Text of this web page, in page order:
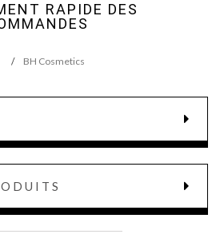
RAPIDE DES
BH Cosmetics